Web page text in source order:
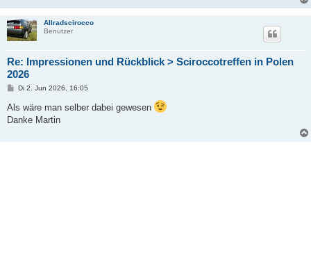
Allradscirocco
Benutzer
Re: Impressionen und Rückblick > Sciroccotreffen in Polen
2026
B
t
r
Di 2. Jun 2026, 16:05
Als wäre man selber dabei gewesen
Danke Martin